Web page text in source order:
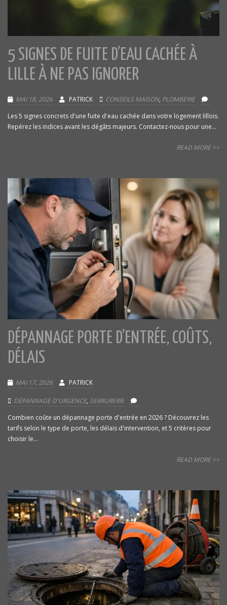
5 SIGNES DE FUITE D’EAU CACHÉE À
LILLE À NE PAS IGNORER
MAI 18, 2026 PATRICK CONSEILS MAISON, PLOMBERIE
Les 5 signes concrets d'une fuite d'eau cachée dans votre logement lillois.
Repérez les indices avant les dégâts majeurs. Contactez-nous pour une...
READ MORE >>
DÉPANNAGE PORTE D’ENTRÉE, COÛTS,
DÉLAIS
MAI 17, 2026 PATRICK
DÉPANNAGE D'URGENCE, SERRURERIE
Combien coûte un dépannage porte d'entrée en 2026 ? Découvrez les
tarifs selon le type de porte, les délais d'intervention, et 5 critères pour
choisir le...
READ MORE >>